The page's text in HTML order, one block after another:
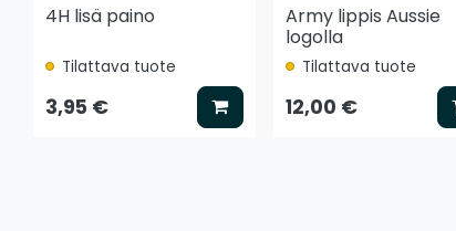
4H lisä paino
Tilattava tuote
3,95 € Lisää koriin
Army lippis Aussie
logolla
Tilattava tuote
12,00 €